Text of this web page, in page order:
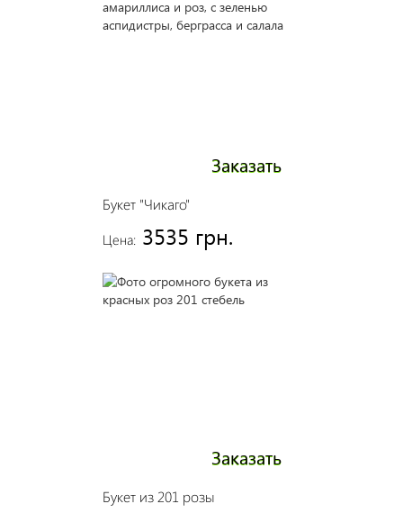
Букет "Чикаго"
Цена: 3535 грн.
Заказать
Букет из 201 розы
Заказать